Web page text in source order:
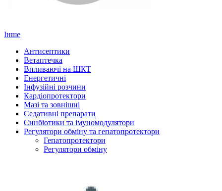
Інше
Антисептики
Ветаптечка
Впливаючі на ШКТ
Енергетичні
Інфузійні розчини
Кардіопротектори
Мазі та зовнішні
Седативні препарати
Синбіотики та імуномодулятори
Регулятори обміну та гепатопротектори
Гепатопротектори
Регулятори обміну